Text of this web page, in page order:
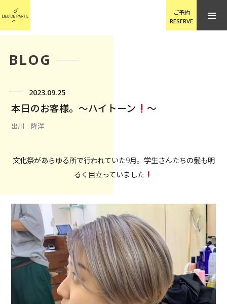
ご予約
RESERVE
BLOG
2023.09.25
本日のお客様。〜ハイトーン 〜
出川 隆洋
文化祭があらゆる所で行われていた9月。学生さんたちの髪も明
るく目立っていました